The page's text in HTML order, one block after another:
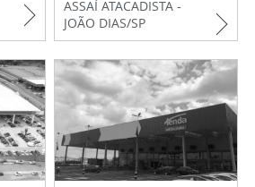
ASSAÍ ATACADISTA -
JOÃO DIAS/SP